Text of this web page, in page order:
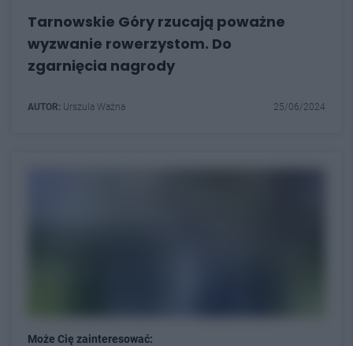
Tarnowskie Góry rzucają poważne
wyzwanie rowerzystom. Do
zgarnięcia nagrody
AUTOR: Urszula Ważna 25/06/2024
Może Cię zainteresować: